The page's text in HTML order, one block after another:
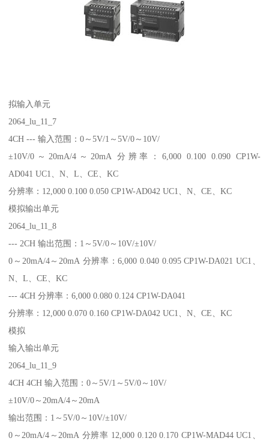
拟输入单元
2064_lu_11_7
4CH --- 输入范围：0～5V/1～5V/0～10V/
±10V/0～20mA/4～20mA 分辨率：6,000 0.100 0.090 CP1W-
AD041 UC1、N、L、CE、KC
分辨率：12,000 0.100 0.050 CP1W-AD042 UC1、N、CE、KC
模拟输出单元
2064_lu_11_8
--- 2CH 输出范围：1～5V/0～10V/±10V/
0～20mA/4～20mA 分辨率：6,000 0.040 0.095 CP1W-DA021 UC1、
N、L、CE、KC
--- 4CH 分辨率：6,000 0.080 0.124 CP1W-DA041
分辨率：12,000 0.070 0.160 CP1W-DA042 UC1、N、CE、KC
模拟
输入输出单元
2064_lu_11_9
4CH 4CH 输入范围：0～5V/1～5V/0～10V/
±10V/0～20mA/4～20mA
输出范围：1～5V/0～10V/±10V/
0～20mA/4～20mA 分辨率 12,000 0.120 0.170 CP1W-MAD44 UC1、